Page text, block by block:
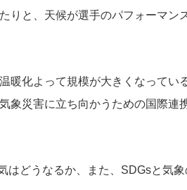
りと、天候が選手のパフォーマン
暖化よって規模が大きくなってい
象災害に立ち向かうための国際連
はどうなるか、また、SDGsと気